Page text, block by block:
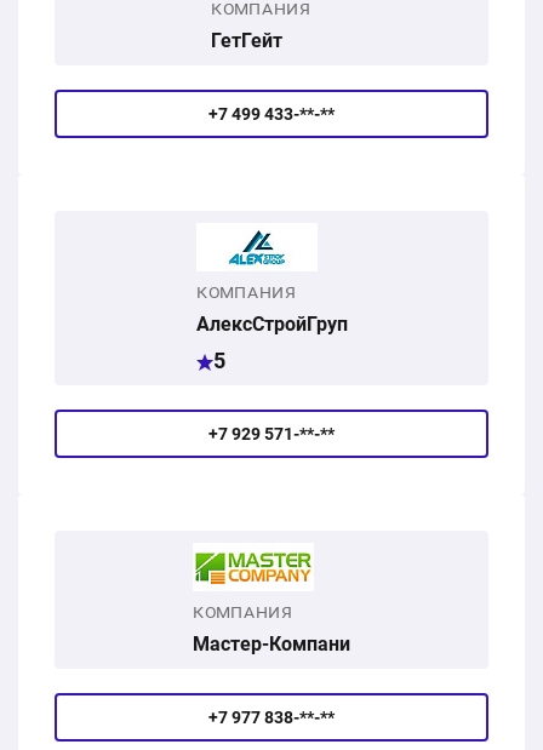
125650 ₽
КОМПАНИЯ
ГетГейт
+7 499 433-**-**
КОМПАНИЯ
АлексСтройГруп
5
+7 929 571-**-**
КОМПАНИЯ
Мастер-Компани
+7 977 838-**-**